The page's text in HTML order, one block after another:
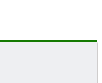
(REABERTURA) do Edital de